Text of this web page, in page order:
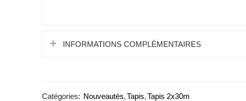
INFORMATIONS COMPLÉMENTAIRES
Catégories: Nouveautés,Tapis,Tapis 2x30m